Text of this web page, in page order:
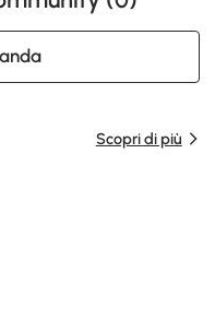
Scopri di più